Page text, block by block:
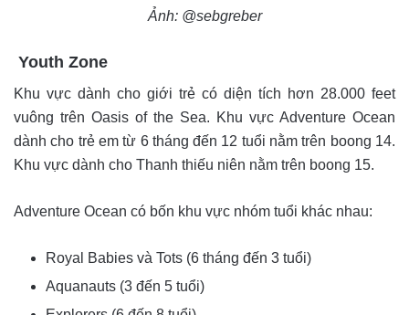
Ảnh: @sebgreber
Youth Zone
Khu vực dành cho giới trẻ có diện tích hơn 28.000 feet
vuông trên Oasis of the Sea. Khu vực Adventure Ocean
dành cho trẻ em từ 6 tháng đến 12 tuổi nằm trên boong 14.
Khu vực dành cho Thanh thiếu niên nằm trên boong 15.
Adventure Ocean có bốn khu vực nhóm tuổi khác nhau:
Royal Babies và Tots (6 tháng đến 3 tuổi)
Aquanauts (3 đến 5 tuổi)